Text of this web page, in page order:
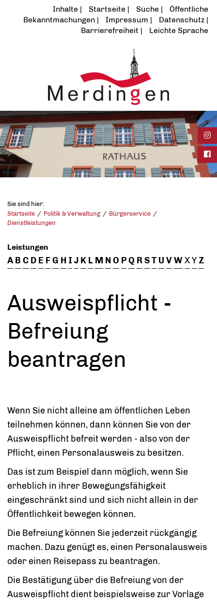
Inhalte Startseite Suche
Öffentliche
Bekanntmachungen
Impressum
Datenschutz
Barrierefreiheit
Leichte Sprache
Sie sind hier:
Startseite
Politik & Verwaltung
Bürgerservice
Dienstleistungen
Leistungen
A B C D E FG H I J K L M NO PQ RST U VWXYZ
Ausweispflicht -
Befreiung
beantragen
Wenn Sie nicht alleine am öffentlichen Leben
teilnehmen können, dann können Sie von der
Ausweispflicht befreit werden - also von der
Pflicht, einen Personalausweis zu besitzen.
Das ist zum Beispiel dann möglich, wenn Sie
erheblich in ihrer Bewegungsfähigkeit
eingeschränkt sind und sich nicht allein in der
Öffentlichkeit bewegen können.
Die Befreiung können Sie jederzeit rückgängig
machen. Dazu genügt es, einen Personalausweis
oder einen Reisepass zu beantragen.
Die Bestätigung über die Befreiung von der
Ausweispflicht dient beispielsweise zur Vorlage